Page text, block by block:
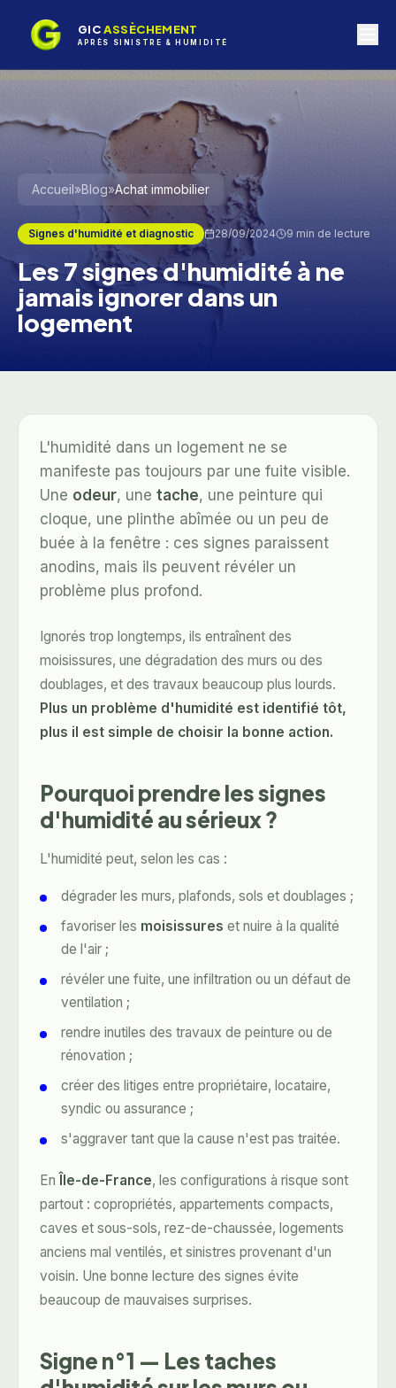
GICASSÈCHEMENT
APRÈS SINISTRE & HUMIDITÉ
Accueil»Blog»Achat immobilier
Signes d'humidité et diagnostic 28/09/2024 9 min de lecture
Les 7 signes d'humidité à ne
jamais ignorer dans un
logement
L'humidité dans un logement ne se
manifeste pas toujours par une fuite visible.
Une odeur, une tache, une peinture qui
cloque, une plinthe abîmée ou un peu de
buée à la fenêtre : ces signes paraissent
anodins, mais ils peuvent révéler un
problème plus profond.
Ignorés trop longtemps, ils entraînent des
moisissures, une dégradation des murs ou des
doublages, et des travaux beaucoup plus lourds.
Plus un problème d'humidité est identifié tôt,
plus il est simple de choisir la bonne action.
Pourquoi prendre les signes
d'humidité au sérieux ?
L'humidité peut, selon les cas :
dégrader les murs, plafonds, sols et doublages ;
favoriser les moisissures et nuire à la qualité
de l'air ;
révéler une fuite, une infiltration ou un défaut de
ventilation ;
rendre inutiles des travaux de peinture ou de
rénovation ;
créer des litiges entre propriétaire, locataire,
syndic ou assurance ;
s'aggraver tant que la cause n'est pas traitée.
En Île-de-France, les configurations à risque sont
partout : copropriétés, appartements compacts,
caves et sous-sols, rez-de-chaussée, logements
anciens mal ventilés, et sinistres provenant d'un
voisin. Une bonne lecture des signes évite
beaucoup de mauvaises surprises.
Signe n°1 — Les taches